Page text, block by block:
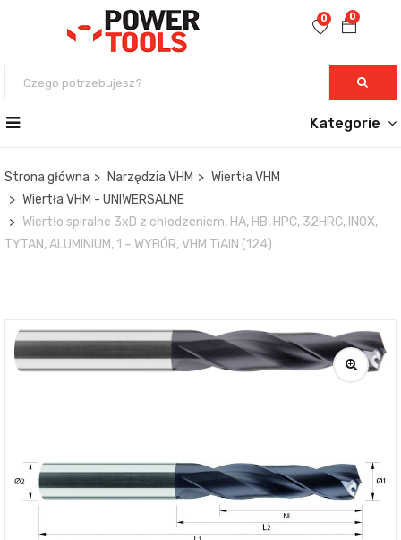
0
0
Kategorie
Strona główna Narzędzia VHM
Wiertła VHM
Wiertła VHM - UNIWERSALNE
Wiertło spiralne 3xD z chłodzeniem, HA, HB, HPC, 32HRC, INOX,
TYTAN, ALUMINIUM, 1 – WYBÓR, VHM TiAlN (124)